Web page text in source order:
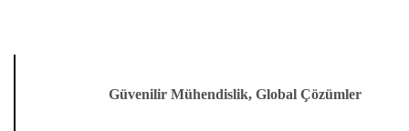
Güvenilir Mühendislik, Global Çözümler